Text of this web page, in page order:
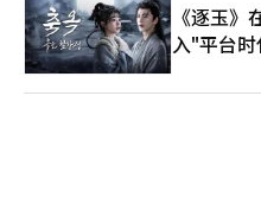
《逐玉
入"平台